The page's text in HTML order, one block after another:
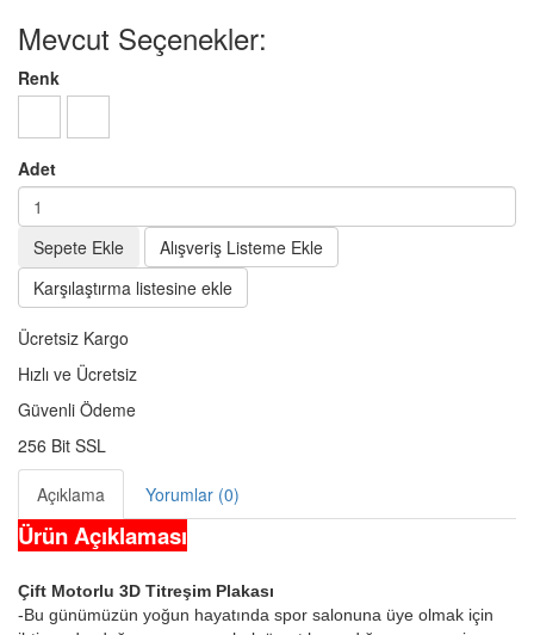
Mevcut Seçenekler:
Renk
Adet
Sepete Ekle
Alışveriş Listeme Ekle
Karşılaştırma listesine ekle
Ücretsiz Kargo
Hızlı ve Ücretsiz
Güvenli Ödeme
256 Bit SSL
Açıklama Yorumlar (0)
Ürün Açıklaması
Çift Motorlu 3D Titreşim Plakası
-Bu günümüzün yoğun hayatında spor salonuna üye olmak için